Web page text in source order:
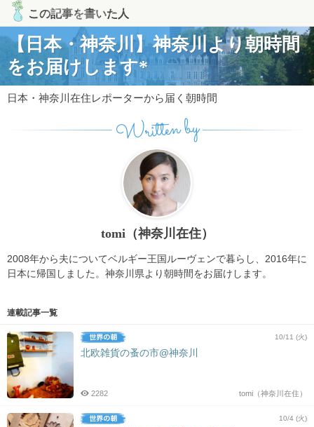
この記事を書いた人
【日本・神奈川】神奈川より朝時間
をお届けします*
日本・神奈川在住レポーターから届く朝時間
Written by
tomi（神奈川在住）
2008年から夫についてベルギー王国ルーヴェンで暮らし、2016年に
日本に帰国しました。神奈川県より朝時間をお届けします。
連載記事一覧
10/11 (火)
北欧雑貨の蚤の市@神奈川
tomi（神奈川在住）
2282
10/4 (火)